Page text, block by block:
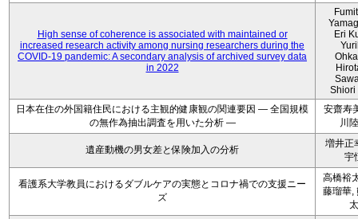
High sense of coherence is associated with maintained or
increased research activity among nursing researchers during the
COVID-19 pandemic: A secondary analysis of archived survey data
in 2022
Eri
Shiori
日本在住の外国籍住民における主観的健康観の関連要因 ― 全国規模
の無作為抽出調査を用いた分析 ―
安齋寿
川
遺産動機の男女差と保険加入の分析
増井正
宇
看護系大学教員におけるダブルケアの実態とコロナ禍での支援ニー
ズ
高橋裕
藤瑠華,
太